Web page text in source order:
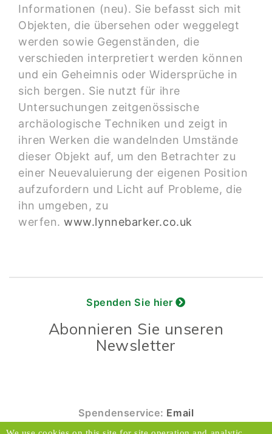
Informationen (neu). Sie befasst sich mit
Objekten, die übersehen oder weggelegt
werden sowie Gegenständen, die
verschieden interpretiert werden können
und ein Geheimnis oder Widersprüche in
sich bergen. Sie nutzt für ihre
Untersuchungen zeitgenössische
archäologische Techniken und zeigt in
ihren Werken die wandelnden Umstände
dieser Objekt auf, um den Betrachter zu
einer Neuevaluierung der eigenen Position
aufzufordern und Licht auf Probleme, die
ihn umgeben, zu
werfen.www.lynnebarker.co.uk
Spenden Sie hier
Abonnieren Sie unseren
Newsletter
Spendenservice: Email